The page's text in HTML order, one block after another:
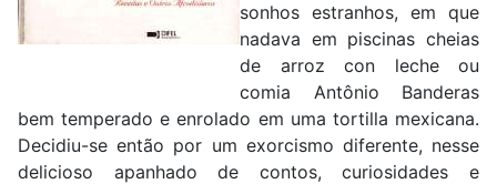
sonhos estranhos, em que
nadava em piscinas cheias
de arroz con leche ou
comia Antônio Banderas
bem temperado e enrolado em uma tortilla mexicana.
Decidiu-se então por um exorcismo diferente, nesse
delicioso apanhado de contos, curiosidades e